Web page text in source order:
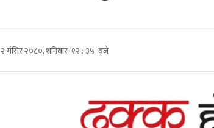
२ मंसिर २०८०, शनिबार १२ : ३५ बजे